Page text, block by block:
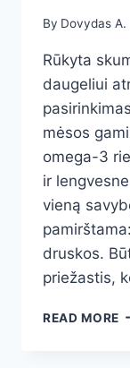
By Dovydas A.
Rūkyta
daugeliui
mėsos
omega-3
ir
vieną
druskos.
priežastis,
READ MORE